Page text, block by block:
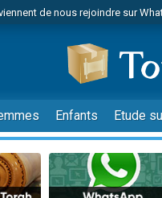
de nous rejoindre sur
viennent de faire un don pour 1
de demander une
de nous rejoindre sur
places pour étudier en groupe
viennent de faire un don pour
son Maasser
Enfants Etude